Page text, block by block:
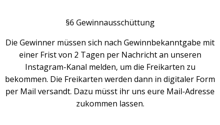
§6 Gewinnausschüttung
Die Gewinner müssen sich nach Gewinnbekanntgabe mit
einer Frist von 2 Tagen per Nachricht an unseren
Instagram-Kanal melden, um die Freikarten zu
bekommen. Die Freikarten werden dann in digitaler Form
per Mail versandt. Dazu müsst ihr uns eure Mail-Adresse
zukommen lassen.